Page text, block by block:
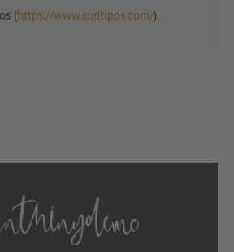
(https://www.sudtipos.com/)